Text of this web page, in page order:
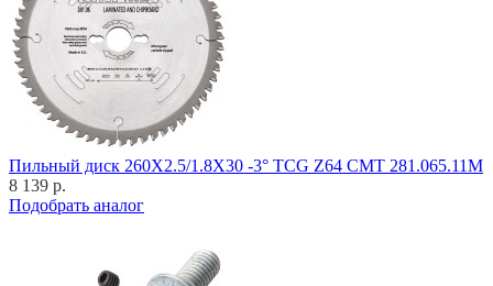
Пильный диск 260X2.5/1.8X30 -3° TCG Z64 CMT 281.065.11M
8 139 р.
Подобрать аналог